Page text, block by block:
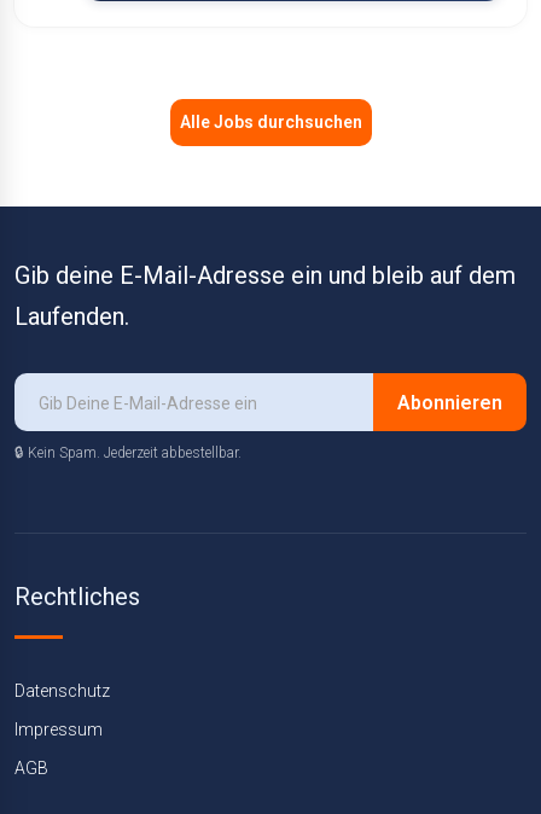
Alle Jobs durchsuchen
Gib deine E-Mail-Adresse ein und bleib auf dem
Laufenden.
Abonnieren
🔒 Kein Spam. Jederzeit abbestellbar.
Rechtliches
Datenschutz
Impressum
AGB